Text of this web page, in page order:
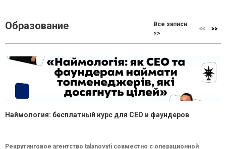
Образование
Все записи
>>
Наймология: бесплатный курс для CEO и фаундеров
Рекрутинговое агентство talanovyti совместно с операционной